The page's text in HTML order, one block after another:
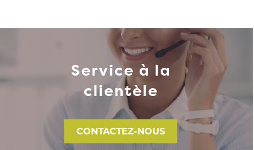
Service à la
clientèle
CONTACTEZ-NOUS